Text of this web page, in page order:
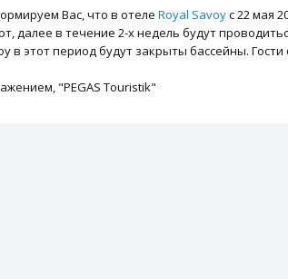
Вас, что в отеле Royal Savoyс 22 мая
далее в течение 2-х недель будут
в этот период будут закрыты бассейны.
"PEGAS Touristik"